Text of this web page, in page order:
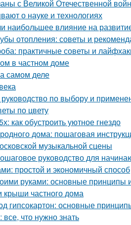
с Великой Отечественной
о науке и технологиях
наибольшее влияние на
отопления: советы и
практичные советы и
в частном доме
самом деле
по выбору и
по цвету
как обустроить уютное гнездо
дома: пошаговая
музыкальной сцены
руководство для
простой и экономичный способ
руками: основные принципы
крыши частного дома
гипсокартон: основные
что нужно знать